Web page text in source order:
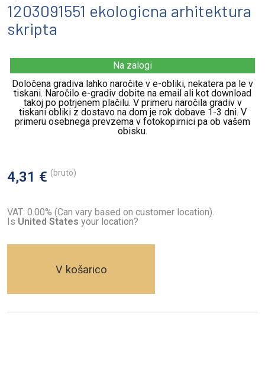
1203091551 ekologicna arhitektura
skripta
Na zalogi
Določena gradiva lahko naročite v e-obliki, nekatera pa le v
tiskani. Naročilo e-gradiv dobite na email ali kot download
takoj po potrjenem plačilu. V primeru naročila gradiv v
tiskani obliki z dostavo na dom je rok dobave 1-3 dni. V
primeru osebnega prevzema v fotokopirnici pa ob vašem
obisku.
4,31 € (bruto)
VAT: 0.00% (Can vary based on customer location).
Is United States your location?
V košarico